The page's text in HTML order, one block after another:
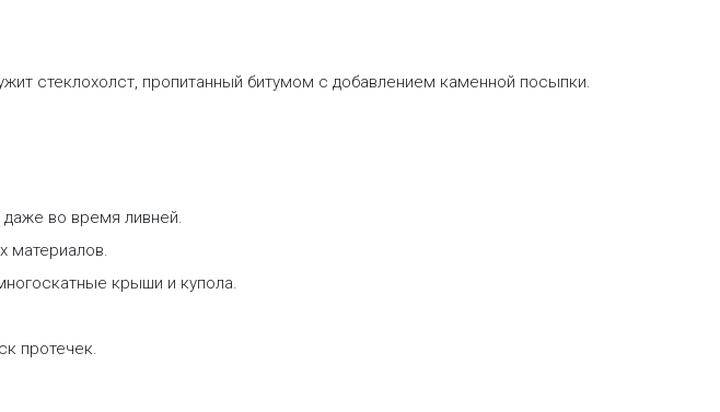
стеклохолст, пропитанный битумом с добавлением каменной посыпки.
даже во время ливней.
материалов.
крыши и купола.
протечек.